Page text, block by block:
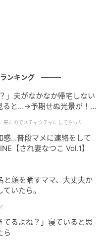
ンキング
」夫がなかなか帰宅しない
ると…→予期せぬ光景が！
た
来たのでメチャクチャにしてやった
感…普段マメに連絡をして
【され妻なつこ Vol.1】
顔を晒すママ、大丈夫か
いたら。
るよね？」寝ていると思
ら